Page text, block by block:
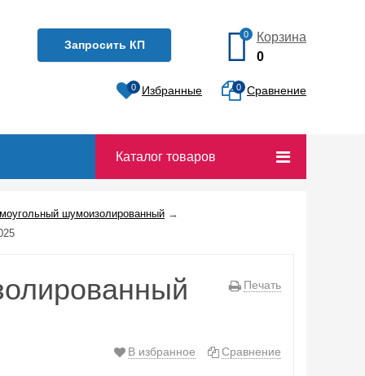
Запросить КП
0
Корзина
0
0 Избранные 0 Сравнение
Каталог товаров
шумоизолированный →
Печать
В избранное Сравнение